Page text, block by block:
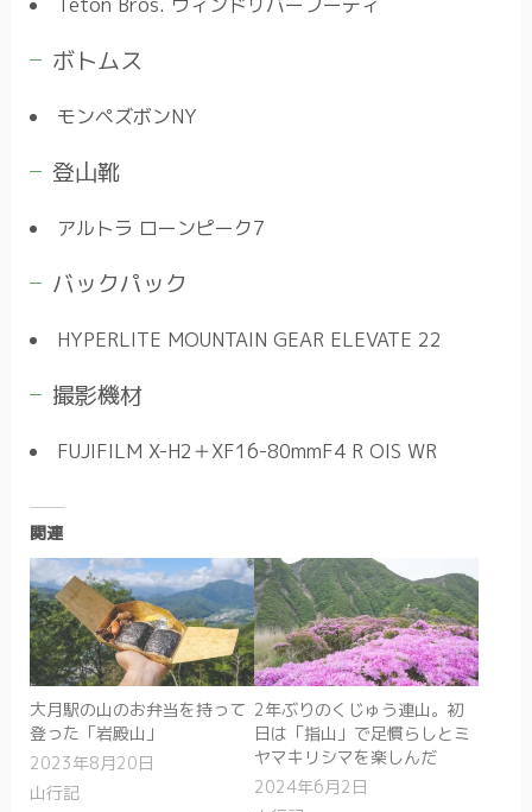
ボトムス
モンペズボンNY
登山靴
アルトラ ローンピーク7
バックパック
HYPERLITE MOUNTAIN GEAR ELEVATE 22
撮影機材
FUJIFILM X-H2＋XF16-80mmF4 R OIS WR
関連
大月駅の山のお弁当を持って
登った「岩殿山」
2023年8月20日
山行記
2年ぶりのくじゅう連山。初
日は「指山」で足慣らしとミ
ヤマキリシマを楽しんだ
2024年6月2日